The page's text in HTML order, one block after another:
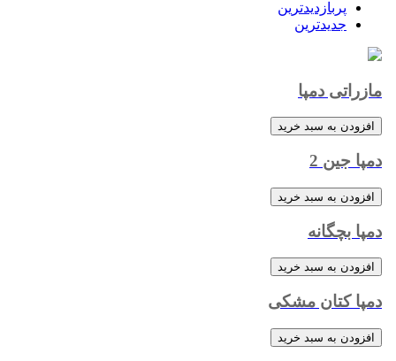
پربازدیدترین
جدیدترین
مازراتی دمپا
افزودن به سبد خرید
دمپا جین 2
افزودن به سبد خرید
دمپا بچگانه
افزودن به سبد خرید
دمپا کتان مشکی
افزودن به سبد خرید